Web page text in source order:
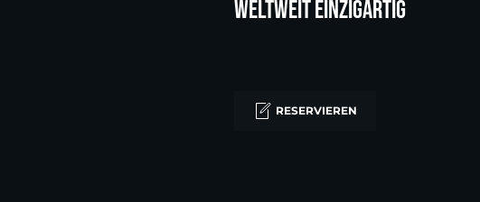
Weltweit einzigartig
RESERVIEREN